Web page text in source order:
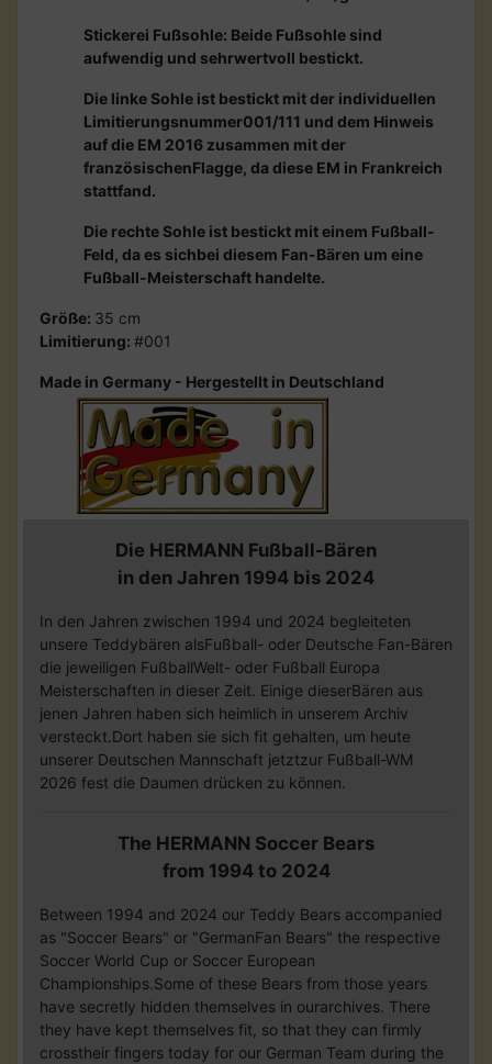
Stickerei Fußsohle: Beide Fußsohle sind
aufwendig und sehrwertvoll bestickt.
Die linke Sohle ist bestickt mit der individuellen
Limitierungsnummer001/111 und dem Hinweis
auf die EM 2016 zusammen mit der
französischenFlagge, da diese EM in Frankreich
stattfand.
Die rechte Sohle ist bestickt mit einem Fußball-
Feld, da es sichbei diesem Fan-Bären um eine
Fußball-Meisterschaft handelte.
Größe: 35 cm
Limitierung: #001
Made in Germany - Hergestellt in Deutschland
Die HERMANN Fußball-Bären
in den Jahren 1994 bis 2024
In den Jahren zwischen 1994 und 2024 begleiteten
unsere Teddybären alsFußball- oder Deutsche Fan-Bären
die jeweiligen FußballWelt- oder Fußball Europa
Meisterschaften in dieser Zeit. Einige dieserBären aus
jenen Jahren haben sich heimlich in unserem Archiv
versteckt.Dort haben sie sich fit gehalten, um heute
unserer Deutschen Mannschaft jetztzur Fußball-WM
2026 fest die Daumen drücken zu können.
The HERMANN Soccer Bears
from 1994 to 2024
Between 1994 and 2024 our Teddy Bears accompanied
as "Soccer Bears" or "GermanFan Bears" the respective
Soccer World Cup or Soccer European
Championships.Some of these Bears from those years
have secretly hidden themselves in ourarchives. There
they have kept themselves fit, so that they can firmly
crosstheir fingers today for our German Team during the